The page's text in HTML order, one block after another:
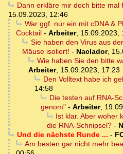
Dann erkläre mir doch bitte mal
15.09.2023, 12:46
War ggf. nur ein mit cDNA &
Cocktail - Arbeiter, 15.09.2023,
Sie haben den Virus aus
Mäuse isoliert! - Naclador,
Wie haben Sie den bitte
Arbeiter, 15.09.2023, 17:23
Den Volltext habe ich
14:58
Die testen auf RNA-
genom" - Arbeiter,
Ist klar. Aber woher
die RNA-Schnipsel? -
Und die nächste Runde ... -
Am besten gar nicht mehr